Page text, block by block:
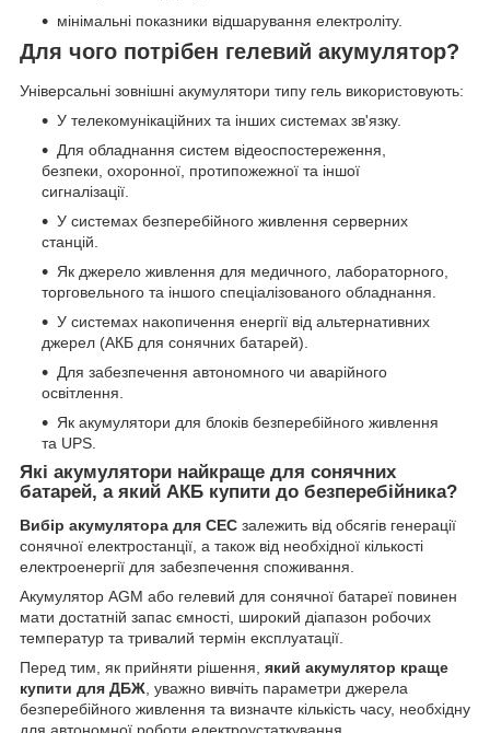
мінімальні показники відшарування електроліту.
Для чого потрібен гелевий акумулятор?
Універсальні зовнішні акумулятори типу гель використовують:
У телекомунікаційних та інших системах зв'язку.
Для обладнання систем відеоспостереження,
безпеки, охоронної, протипожежної та іншої
сигналізації.
У системах безперебійного живлення серверних
станцій.
Як джерело живлення для медичного, лабораторного,
торговельного та іншого спеціалізованого обладнання.
У системах накопичення енергії від альтернативних
джерел (АКБ для сонячних батарей).
Для забезпечення автономного чи аварійного
освітлення.
Як акумулятори для блоків безперебійного живлення
та UPS.
Які акумулятори найкраще для сонячних
батарей, а який АКБ купити до безперебійника?
Вибір акумулятора для СЕС залежить від обсягів генерації
сонячної електростанції, а також від необхідної кількості
електроенергії для забезпечення споживання.
Акумулятор AGM або гелевий для сонячної батареї повинен
мати достатній запас ємності, широкий діапазон робочих
температур та тривалий термін експлуатації.
Перед тим, як прийняти рішення, який акумулятор краще
купити для ДБЖ , уважно вивчіть параметри джерела
безперебійного живлення та визначте кількість часу, необхідну